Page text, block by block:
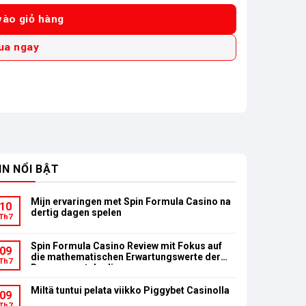
giỏ hàng
ngay
NỔI BẬT
10
Mijn ervaringen met Spin Formula Casino na
dertig dagen spelen
09
Spin Formula Casino Review mit Fokus auf
die mathematischen Erwartungswerte der
Bonusumsatzbedingungen
09 Miltä tuntui pelata viikko Piggybet Casinolla